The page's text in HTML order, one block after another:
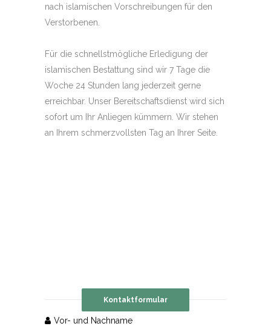
nach islamischen Vorschreibungen für den
Verstorbenen.
Für die schnellstmögliche Erledigung der
islamischen Bestattung sind wir 7 Tage die
Woche 24 Stunden lang jederzeit gerne
erreichbar. Unser Bereitschaftsdienst wird sich
sofort um Ihr Anliegen kümmern. Wir stehen
an Ihrem schmerzvollsten Tag an Ihrer Seite.
Kontaktformular
Vor- und Nachname